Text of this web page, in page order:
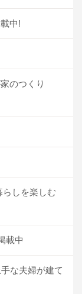
中!
のつくり
らしを楽しむ
載中
な夫婦が建て